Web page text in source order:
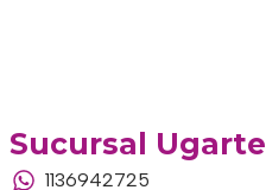
Sucursal Ugarte
1136942725